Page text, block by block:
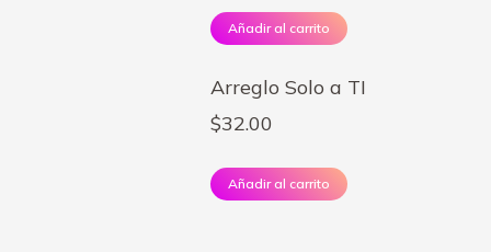
Añadir al carrito
Arreglo Solo a TI
$32.00
Añadir al carrito